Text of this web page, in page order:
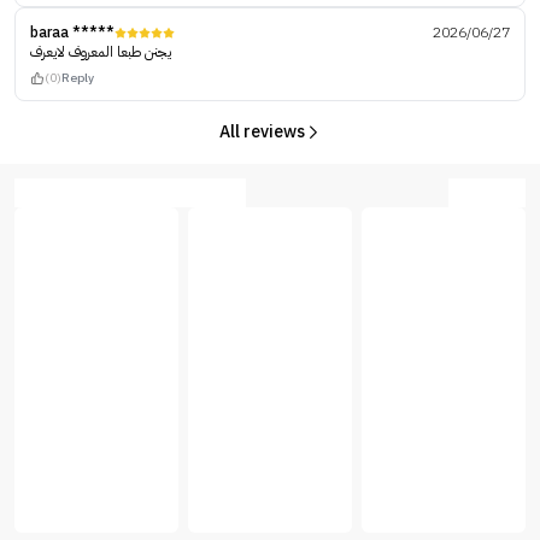
baraa *****
2026/06/27
يجنن طبعا المعروف لايعرف
(0)Reply
All reviews